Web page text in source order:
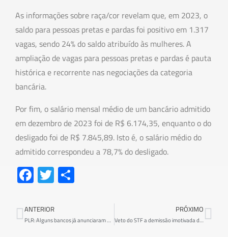
As informações sobre raça/cor revelam que, em 2023, o
saldo para pessoas pretas e pardas foi positivo em 1.317
vagas, sendo 24% do saldo atribuído às mulheres. A
ampliação de vagas para pessoas pretas e pardas é pauta
histórica e recorrente nas negociações da categoria
bancária.
Por fim, o salário mensal médio de um bancário admitido
em dezembro de 2023 foi de R$ 6.174,35, enquanto o do
desligado foi de R$ 7.845,89. Isto é, o salário médio do
admitido correspondeu a 78,7% do desligado.
Fa
ce
b
o
T
wi
tt
er e
ANTERIOR
PLR: Alguns bancos já anunciaram data de pagamento
PRÓXIMO
Veto do STF a demissão imotivada de trabalhadores públicos fortalece estado democrático de direito